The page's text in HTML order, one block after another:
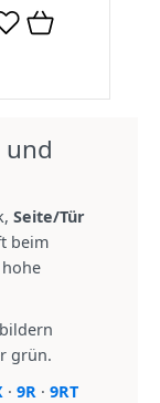
und
Seite/Tür
beim
grün.
· 9R · 9RT